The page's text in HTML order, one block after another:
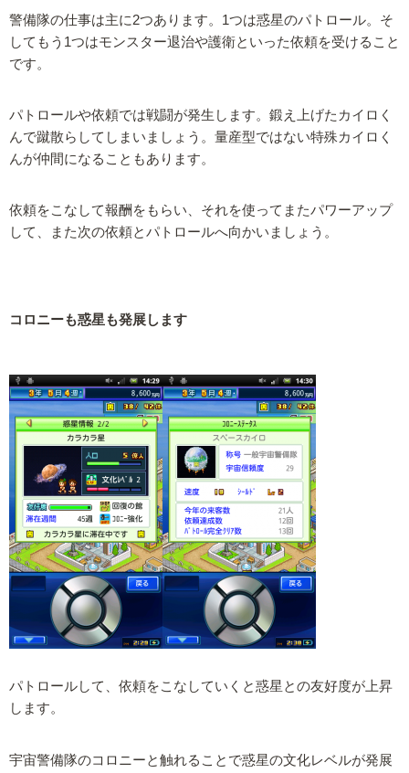
警備隊の仕事は主に2つあります。1つは惑星のパトロール。そ
してもう1つはモンスター退治や護衛といった依頼を受けること
です。
パトロールや依頼では戦闘が発生します。鍛え上げたカイロく
んで蹴散らしてしまいましょう。量産型ではない特殊カイロく
んが仲間になることもあります。
依頼をこなして報酬をもらい、それを使ってまたパワーアップ
して、また次の依頼とパトロールへ向かいましょう。
コロニーも惑星も発展します
パトロールして、依頼をこなしていくと惑星との友好度が上昇
します。
宇宙警備隊のコロニーと触れることで惑星の文化レベルが発展